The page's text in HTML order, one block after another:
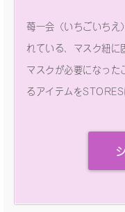
苺一会（いちごいちえ
れている、マスク紐に
マスクが必要になった
るアイテムをSTORES